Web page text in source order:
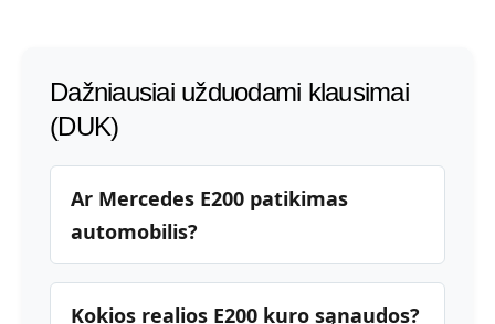
Dažniausiai užduodami klausimai
(DUK)
Ar Mercedes E200 patikimas
automobilis?
Kokios realios E200 kuro sąnaudos?